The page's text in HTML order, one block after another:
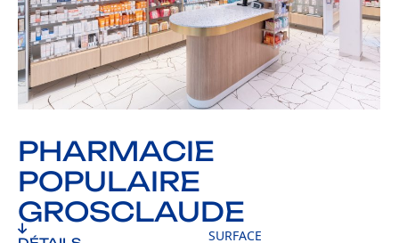
PHARMACIE
POPULAIRE
GROSCLAUDE
SURFACE